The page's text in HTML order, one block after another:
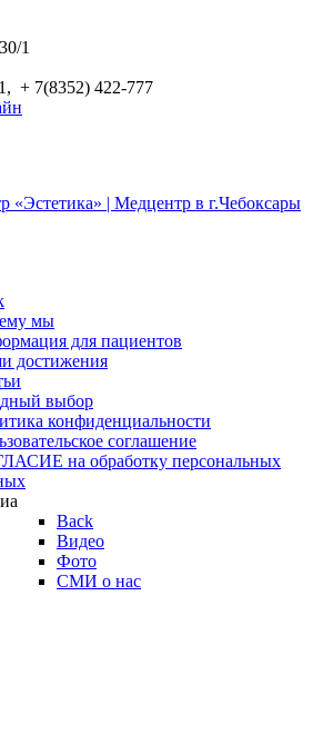
1
+ 7(8352) 422-777
мы
для пациентов
достижения
выбор
конфиденциальности
соглашение
на обработку персональных
Back
Видео
Фото
СМИ о нас